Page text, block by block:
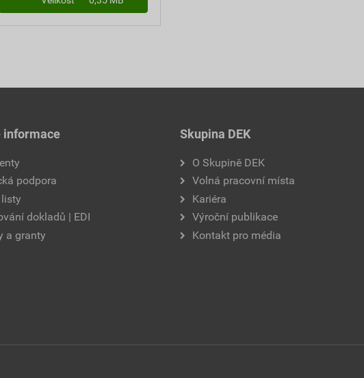
informace
podpora
dokladů | EDI
a granty
Skupina DEK
O Skupině DEK
Volná pracovní místa
Kariéra
Výroční publikace
Kontakt pro média